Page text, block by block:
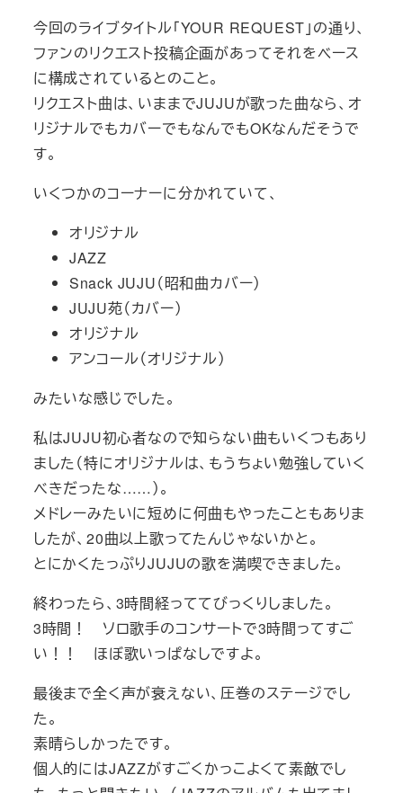
今回のライブタイトル「YOUR REQUEST」の通り、
ファンのリクエスト投稿企画があってそれをベース
に構成されているとのこと。
リクエスト曲は、いままでJUJUが歌った曲なら、オ
リジナルでもカバーでもなんでもOKなんだそうで
す。
いくつかのコーナーに分かれていて、
オリジナル
JAZZ
Snack JUJU（昭和曲カバー）
JUJU苑（カバー）
オリジナル
アンコール（オリジナル）
みたいな感じでした。
私はJUJU初心者なので知らない曲もいくつもあり
ました（特にオリジナルは、もうちょい勉強していく
べきだったな……）。
メドレーみたいに短めに何曲もやったこともありま
したが、20曲以上歌ってたんじゃないかと。
とにかくたっぷりJUJUの歌を満喫できました。
終わったら、3時間経っててびっくりしました。
3時間！ ソロ歌手のコンサートで3時間ってすご
い！！ ほぼ歌いっぱなしですよ。
最後まで全く声が衰えない、圧巻のステージでし
た。
素晴らしかったです。
個人的にはJAZZがすごくかっこよくて素敵でし